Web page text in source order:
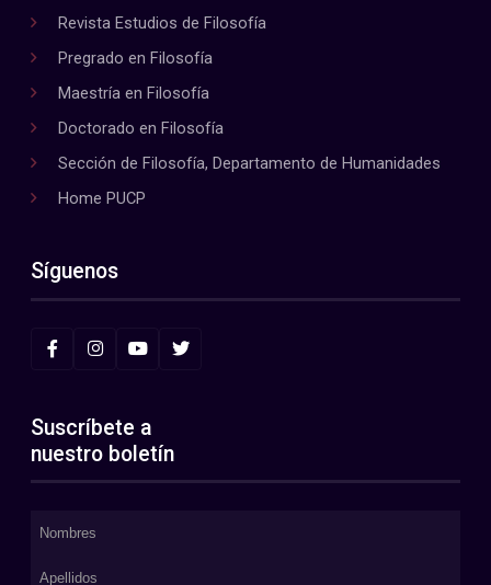
Revista Estudios de Filosofía
Pregrado en Filosofía
Maestría en Filosofía
Doctorado en Filosofía
Sección de Filosofía, Departamento de Humanidades
Home PUCP
Síguenos
Suscríbete a
nuestro boletín